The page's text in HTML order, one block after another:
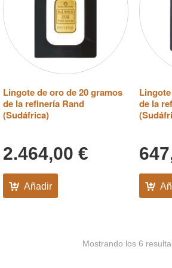
Lingote de oro de 20 gramos
de la refinería Rand
(Sudáfrica)
2.464,00 €
Añadir
de la
Mostrando los 6